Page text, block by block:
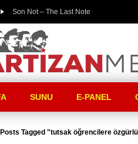
Son Not – The Last Note
SUNU E-PANEL
Posts Tagged "tutsak öğrencilere